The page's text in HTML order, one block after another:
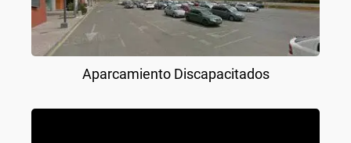
Aparcamiento Discapacitados